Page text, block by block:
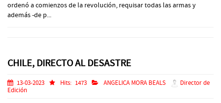
ordenó a comienzos de la revolución, requisar todas las armas y
además -de p...
CHILE, DIRECTO AL DESASTRE
13-03-2023 Hits: 1473 ANGELICA MORA BEALS
Director de
Edición